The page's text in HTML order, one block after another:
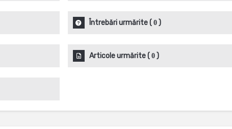
Întrebări urmărite( 0)
Articole urmărite( 0)